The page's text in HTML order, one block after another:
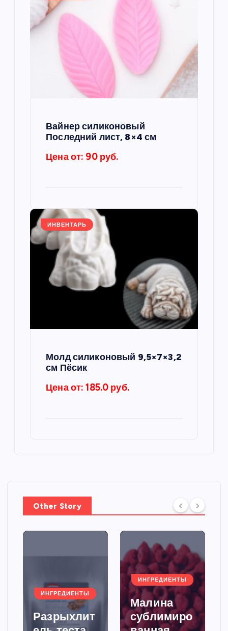
Вайнер силиконовый
Последний лист, 8×4 см
Цена от: 90 руб.
ИНВЕНТАРЬ
Молд силиконовый 9,5×7×3,2
см Пёсик
Цена от: 185.0 руб.
Other Story
ИНГРЕДИЕНТЫ
Разрыхлит
ИНГРЕДИЕНТЫ
Малина
сублимиро